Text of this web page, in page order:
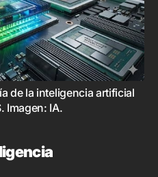
de la inteligencia artificial
. Imagen: IA.